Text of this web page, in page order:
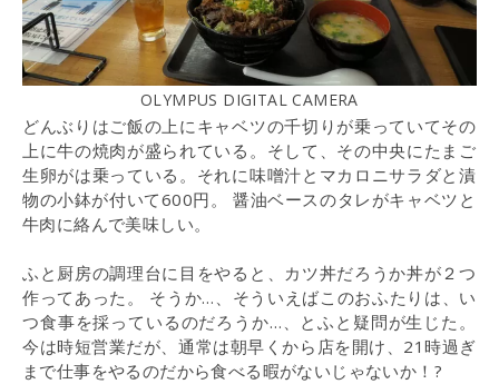
OLYMPUS DIGITAL CAMERA
どんぶりはご飯の上にキャベツの千切りが乗っていてその
上に牛の焼肉が盛られている。そして、その中央にたまご
生卵がは乗っている。それに味噌汁とマカロニサラダと漬
物の小鉢が付いて600円。 醤油ベースのタレがキャベツと
牛肉に絡んで美味しい。
ふと厨房の調理台に目をやると、カツ丼だろうか丼が２つ
作ってあった。 そうか…、そういえばこのおふたりは、い
つ食事を採っているのだろうか…、とふと疑問が生じた。
今は時短営業だが、通常は朝早くから店を開け、21時過ぎ
まで仕事をやるのだから食べる暇がないじゃないか！?